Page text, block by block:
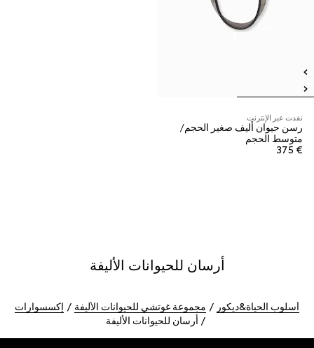
نفدت عبر الإنترنت
رسن حيوان أليف صغير الحجم/
متوسط الحجم
€ 375
أرسان للحيوانات الأليفة
أسلوب الحياة&ديكور مجموعة غوتشي للحيوانات الأليفة
إكسسوارات
أرسان للحيوانات الأليفة